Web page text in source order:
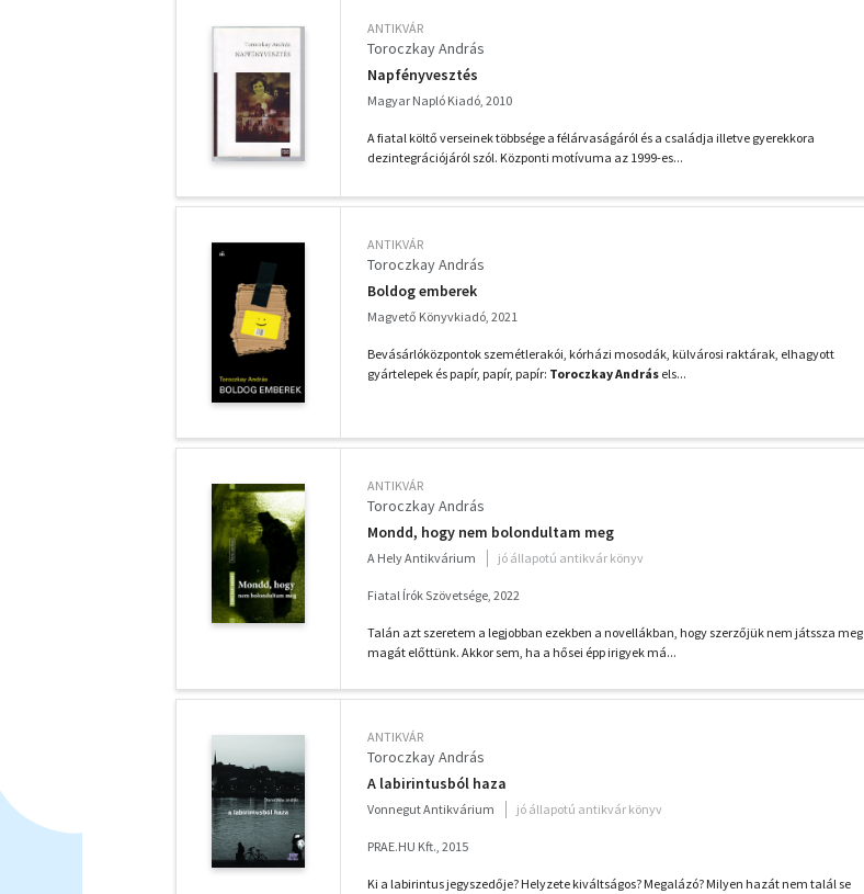
ANTIKVÁR
Toroczkay András
Napfényvesztés
Magyar Napló Kiadó, 2010
A fiatal költő verseinek többsége a félárvaságáról és a családja illetve gyerekkora
dezintegrációjáról szól. Központi motívuma az 1999-es...
ANTIKVÁR
Toroczkay András
Boldog emberek
Magvető Könyvkiadó, 2021
Bevásárlóközpontok szemétlerakói, kórházi mosodák, külvárosi raktárak, elhagyott
gyártelepek és papír, papír, papír: Toroczkay András els...
ANTIKVÁR
Toroczkay András
Mondd, hogy nem bolondultam meg
A Hely Antikvárium jó állapotú antikvár könyv
Fiatal Írók Szövetsége, 2022
Talán azt szeretem a legjobban ezekben a novellákban, hogy szerzőjük nem játssza meg
magát előttünk. Akkor sem, ha a hősei épp irigyek má...
ANTIKVÁR
Toroczkay András
A labirintusból haza
Vonnegut Antikvárium jó állapotú antikvár könyv
PRAE.HU Kft., 2015
Ki a labirintus jegyszedője? Helyzete kiváltságos? Megalázó? Milyen hazát nem talál se